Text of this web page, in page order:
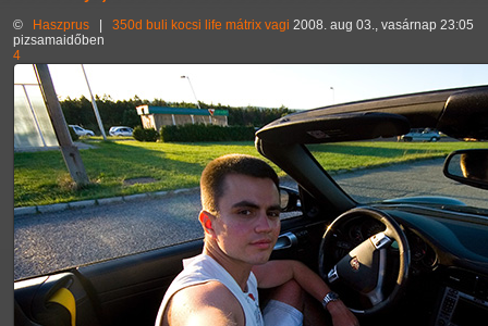
© Haszprus 350d buli kocsi life mátrix vagi 2008. aug 03., vasárnap 23:05
pizsamaidőben
4